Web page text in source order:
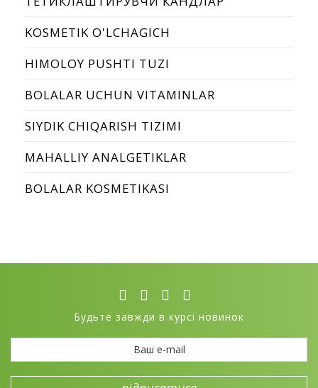
KOSMETIK O'LCHAGICH
HIMOLOY PUSHTI TUZI
BOLALAR UCHUN VITAMINLAR
SIYDIK CHIQARISH TIZIMI
MAHALLIY ANALGETIKLAR
BOLALAR KOSMETIKASI
Будьте завжди в курсі новинок